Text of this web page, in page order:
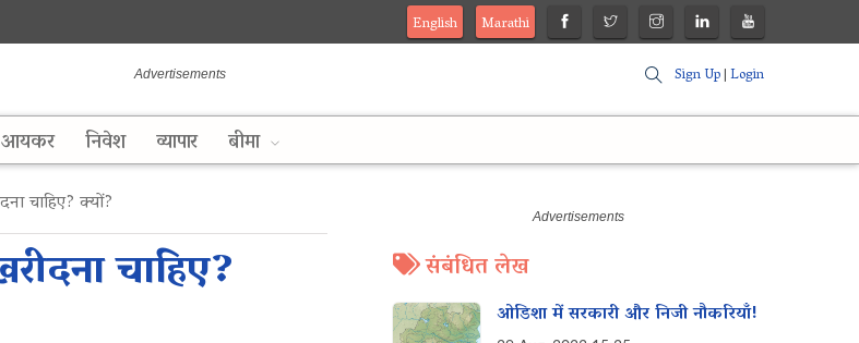
English
Marathi
Sign Up|Login
आयकर निवेश व्यापार बीमा
चाहिए? क्यों?
चाहिए? संबंधित लेख
ओडिशा में सरकारी और निजी नौकरियाँ!